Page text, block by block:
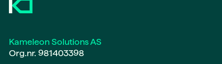
Kameleon Solutions AS
Org.nr. 981403398